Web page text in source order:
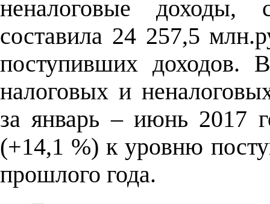
неналоговые доходы,
составила 24 257,5
поступивших доходов.
налоговых и
за январь – июнь 2017
(+14,1 %) к уровню
прошлого года.